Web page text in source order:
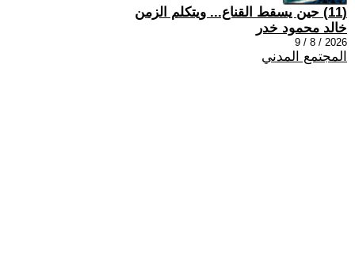
(11) حين يسقط القناع... ويتكلم الزمن
خالد محمود خدر
2026 / 8 / 9
المجتمع المدني